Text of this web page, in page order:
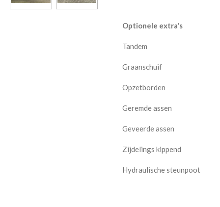
Optionele extra's
Tandem
Graanschuif
Opzetborden
Geremde assen
Geveerde assen
Zijdelings kippend
Hydraulische steunpoot